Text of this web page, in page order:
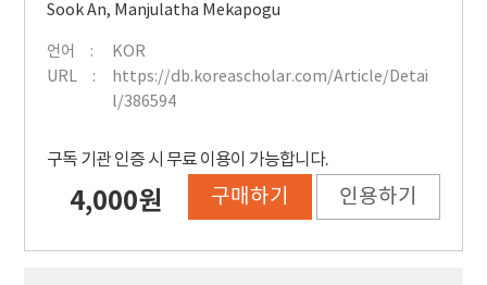
Sook An, Manjulatha Mekapogu
언어
KOR
URL
https://db.koreascholar.com/Article/Detai
l/386594
구독 기관 인증 시 무료 이용이 가능합니다.
4,000원 구매하기 인용하기